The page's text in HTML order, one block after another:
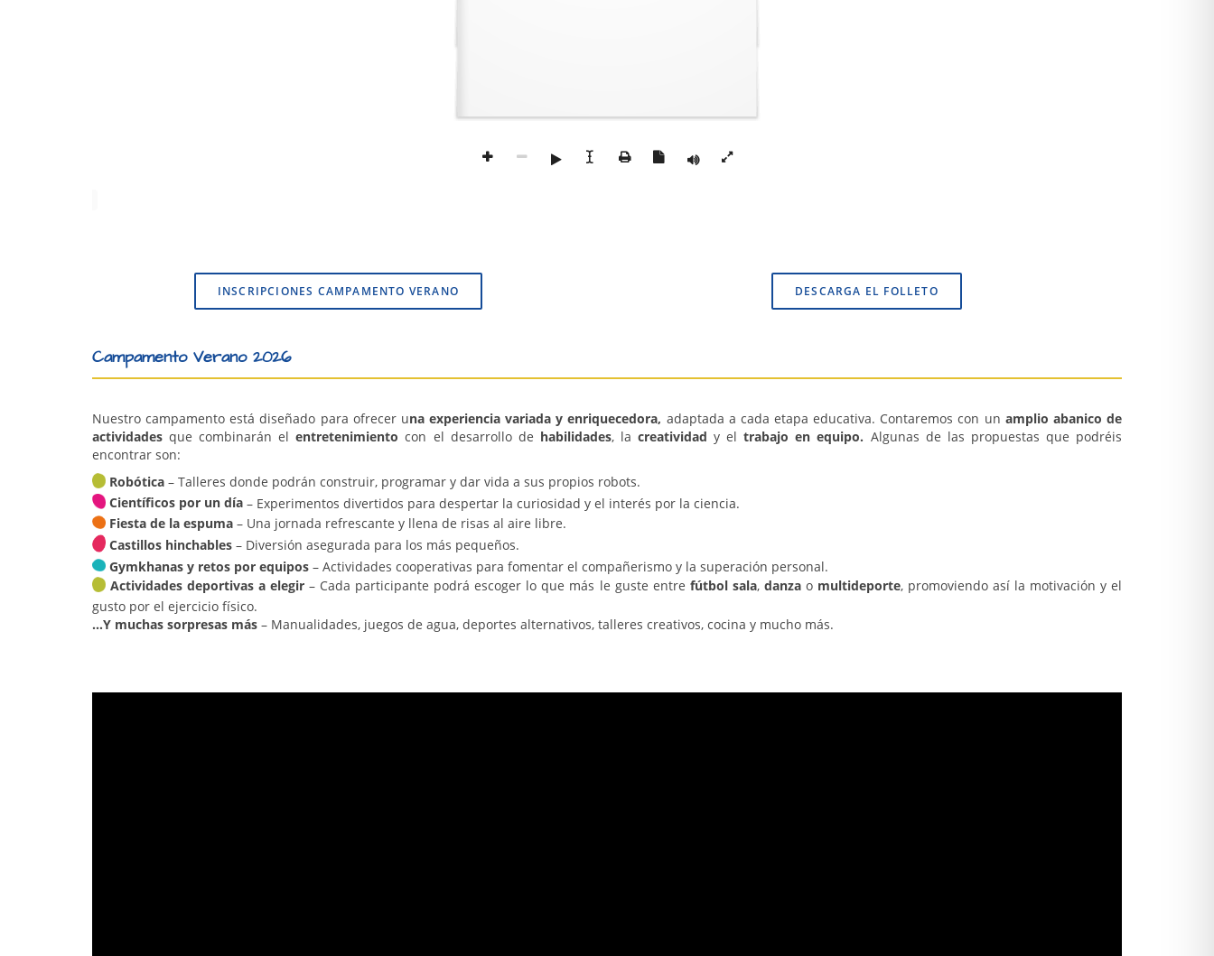
INSCRIPCIONES CAMPAMENTO VERANO DESCARGA EL FOLLETO
Campamento Verano 2026
Nuestro campamento está diseñado para ofrecer una experiencia variada y enriquecedora, adaptada a cada etapa educativa. Contaremos con un amplio abanico de
actividades que combinarán elentretenimiento con el desarrollo de habilidades, lacreatividad y eltrabajo en equipo. Algunas de las propuestas que podréis
encontrar son:
Robótica – Talleres donde podrán construir, programar y dar vida a sus propios robots.
Científicos por un día – Experimentos divertidos para despertar la curiosidad y el interés por la ciencia.
Fiesta de la espuma – Una jornada refrescante y llena de risas al aire libre.
Castillos hinchables – Diversión asegurada para los más pequeños.
Gymkhanas y retos por equipos – Actividades cooperativas para fomentar el compañerismo y la superación personal.
Actividades deportivas a elegir – Cada participante podrá escoger lo que más le guste entre fútbol sala, danzao multideporte, promoviendo así la motivación y el
gusto por el ejercicio físico.
…Y muchas sorpresas más – Manualidades, juegos de agua, deportes alternativos, talleres creativos, cocina y mucho más.